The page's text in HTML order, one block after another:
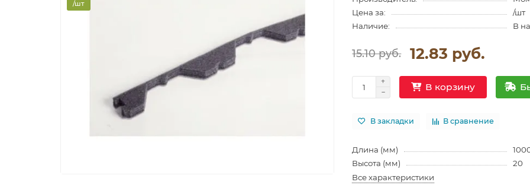
/шт
Цена за:
/шт
Наличие:
В
15.10 руб. 12.83 руб.
В корзину
В закладки В сравнение
Длина (мм)
Высота (мм)
20
Все характеристики